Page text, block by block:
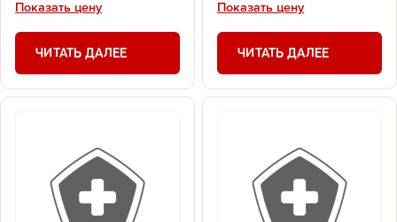
Показать цену
ЧИТАТЬ ДАЛЕЕ
Показать цену
ЧИТАТЬ ДАЛЕЕ